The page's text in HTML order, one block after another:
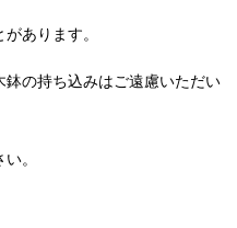
あります。
の持ち込みはご遠慮いただい
。